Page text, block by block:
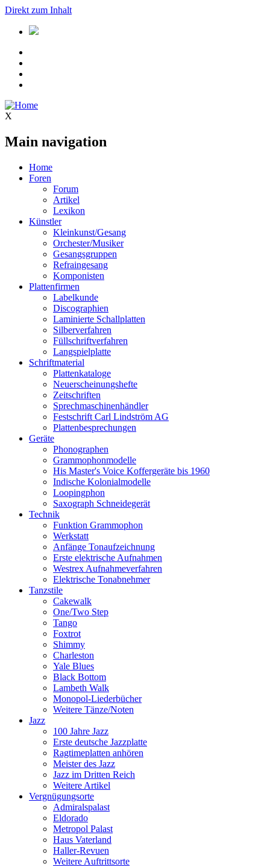
Direkt zum Inhalt
X
Main navigation
Home
Foren
Forum
Artikel
Lexikon
Künstler
Kleinkunst/Gesang
Orchester/Musiker
Gesangsgruppen
Refraingesang
Komponisten
Plattenfirmen
Labelkunde
Discographien
Laminierte Schallplatten
Silberverfahren
Füllschriftverfahren
Langspielplatte
Schriftmaterial
Plattenkataloge
Neuerscheinungshefte
Zeitschriften
Sprechmaschinenhändler
Festschrift Carl Lindström AG
Plattenbesprechungen
Geräte
Phonographen
Grammophonmodelle
His Master's Voice Koffergeräte bis 1960
Indische Kolonialmodelle
Loopingphon
Saxograph Schneidegerät
Technik
Funktion Grammophon
Werkstatt
Anfänge Tonaufzeichnung
Erste elektrische Aufnahmen
Westrex Aufnahmeverfahren
Elektrische Tonabnehmer
Tanzstile
Cakewalk
One/Two Step
Tango
Foxtrot
Shimmy
Charleston
Yale Blues
Black Bottom
Lambeth Walk
Monopol-Liederbücher
Weitere Tänze/Noten
Jazz
100 Jahre Jazz
Erste deutsche Jazzplatte
Ragtimeplatten anhören
Meister des Jazz
Jazz im Dritten Reich
Weitere Artikel
Vergnügungsorte
Admiralspalast
Eldorado
Metropol Palast
Haus Vaterland
Haller-Revuen
Weitere Auftrittsorte